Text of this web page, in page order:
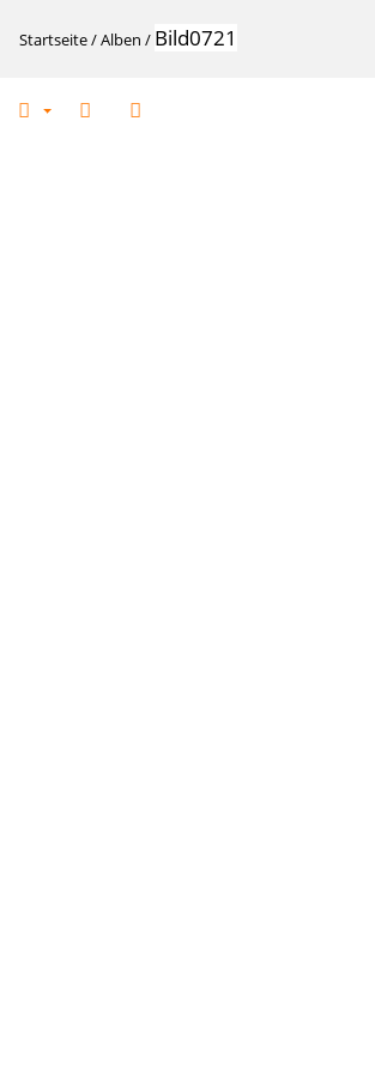
Startseite/Alben / Bild0721